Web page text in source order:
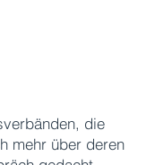
die
mehr über deren